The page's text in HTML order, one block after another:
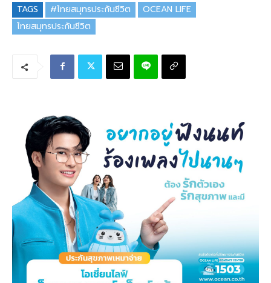
TAGS #ไทยสมุทรประกันชีวิต
OCEAN LIFE
ไทยสมุทรประกันชีวิต